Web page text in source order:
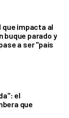
impacta al
buque parado y
a ser "país
el
que